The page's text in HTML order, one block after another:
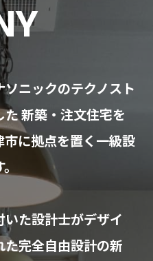
ニックのテクノスト
た新築・注文住宅を
に拠点を置く一級設
た設計士がデザイ
完全自由設計の新